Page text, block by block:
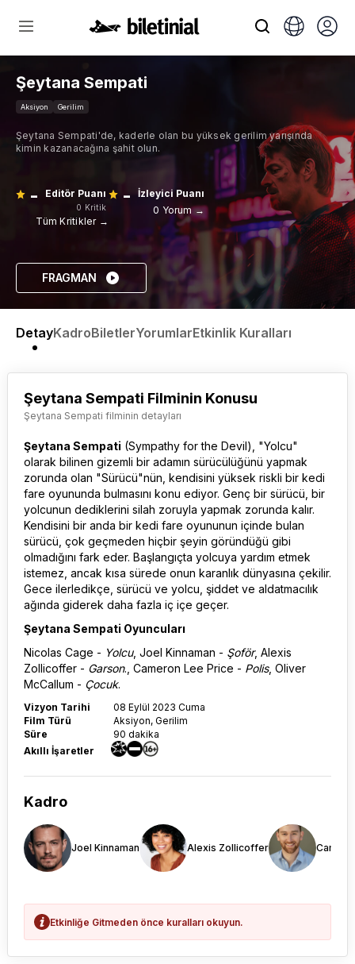
Şeytana Sempati
Aksiyon Gerilim
Şeytana Sempati'de, kaderle olan bu yüksek gerilim yarışında
kimin kazanacağına şahit olun.
- Editör Puanı
0 Kritik
Tüm Kritikler →
-
İzleyici Puanı
0 Yorum →
FRAGMAN
DetayKadroBiletlerYorumlarEtkinlik Kuralları
Şeytana Sempati Filminin Konusu
Şeytana Sempati filminin detayları
Şeytana Sempati (Sympathy for the Devil), "Yolcu"
olarak bilinen gizemli bir adamın sürücülüğünü yapmak
zorunda olan "Sürücü"nün, kendisini yüksek riskli bir kedi
fare oyununda bulmasını konu ediyor. Genç bir sürücü, bir
yolcunun dediklerini silah zoruyla yapmak zorunda kalır.
Kendisini bir anda bir kedi fare oyununun içinde bulan
sürücü, çok geçmeden hiçbir şeyin göründüğü gibi
olmadığını fark eder. Başlangıçta yolcuya yardım etmek
istemez, ancak kısa sürede onun karanlık dünyasına çekilir.
Gece ilerledikçe, sürücü ve yolcu, şiddet ve aldatmacılık
ağında giderek daha fazla iç içe geçer.
Şeytana Sempati Oyuncuları
Nicolas Cage - Yolcu, Joel Kinnaman - Şoför, Alexis
Zollicoffer - Garson., Cameron Lee Price - Polis, Oliver
McCallum - Çocuk.
Vizyon Tarihi
08 Eylül 2023 Cuma
Film Türü
Aksiyon, Gerilim
Süre
90 dakika
Akıllı İşaretler
Kadro
Joel Kinnaman Alexis Zollicoffer
Etkinliğe Gitmeden önce kuralları okuyun.